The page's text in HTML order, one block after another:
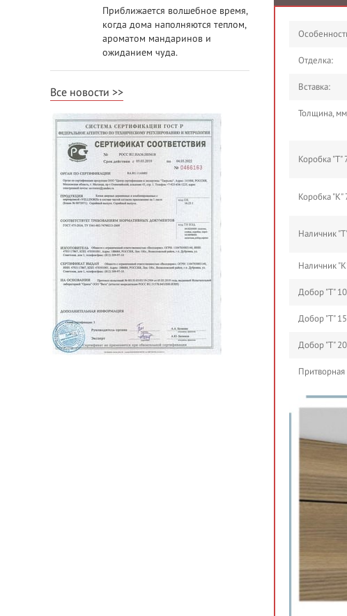
Приближается волшебное время,
когда дома наполняются теплом,
ароматом мандаринов и
ожиданием чуда.
Все новости
Отделка:
Вставка:
Толщина,
Коробка
Коробка
Наличник
Наличник
Добор "Т"
Добор "Т"
Добор "Т"